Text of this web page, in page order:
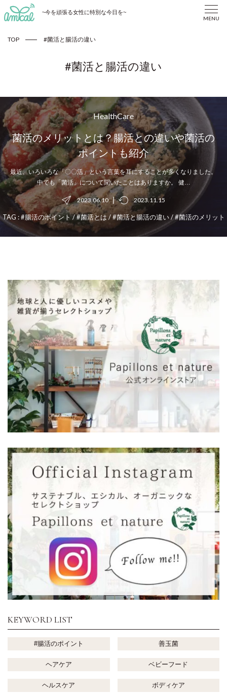
~今を頑張る女性に特別な今日を~
MENU
TOP #菌活と腸活の違い
#菌活と腸活の違い
HealthCare
菌活のメリットとは？腸活との違いや菌活の
ポイントも紹介
最近、いろいろな「〇〇活」という言葉を耳にすることが多くなりました。
中でも「菌活」について聞いたことはありますか。 健…
2023.06.10 | 2023.11.15
TAG :#腸活のポイント/#菌活とは /#菌活と腸活の違い/#菌活のメリット
KEYWORD LIST
#腸活のポイント 善玉菌
ヘアケア ベビーフード
ヘルスケア ボディケア